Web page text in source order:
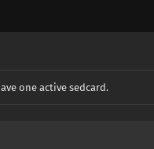
one active sedcard.